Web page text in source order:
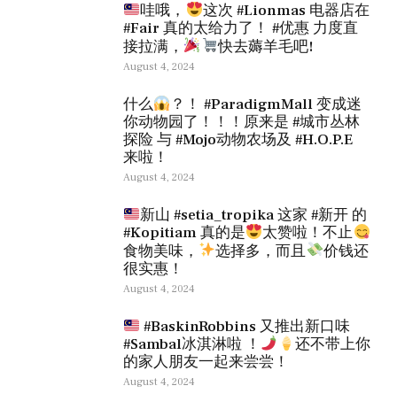
哇哦，
这次 #Lionmas 电器店在
#Fair 真的太给力了！ #优惠 力度直
接拉满，
快去薅羊毛吧!
August 4, 2024
什么
？！ #ParadigmMall 变成迷
你动物园了！！！原来是 #城市丛林
探险 与 #Mojo动物农场及 #H.O.P.E
来啦！
August 4, 2024
新山 #setia_tropika 这家 #新开 的
#Kopitiam 真的是
太赞啦！不止
食物美味，
选择多，而且
价钱还
很实惠！
August 4, 2024
#BaskinRobbins 又推出新口味
#Sambal冰淇淋啦 ！
还不带上你
的家人朋友一起来尝尝！
August 4, 2024